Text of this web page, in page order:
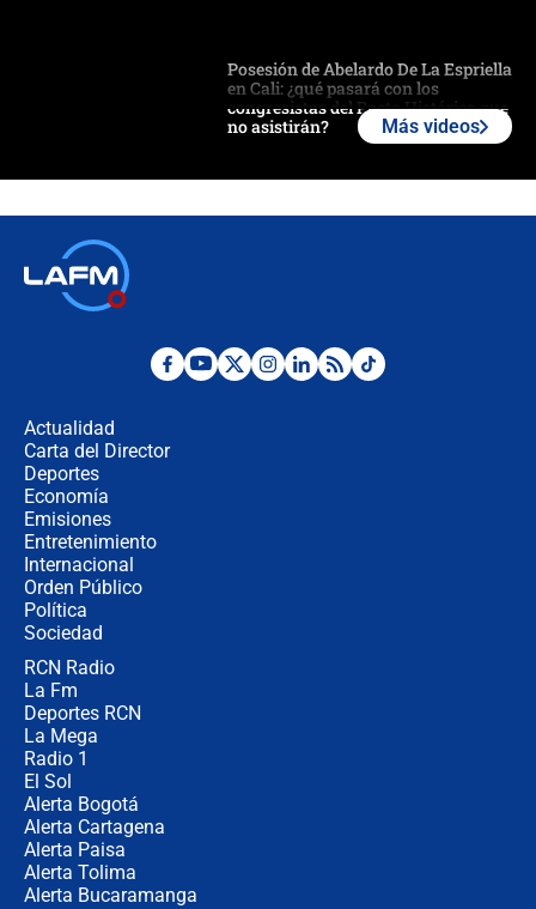
Posesión de Abelardo De La Espriella
en Cali: ¿qué pasará con los
congresistas del Pacto Histórico que
no asistirán?
¿Por qué De la Espriella gobernará
Más videos
Actualidad
Carta del Director
Deportes
Economía
Emisiones
Entretenimiento
Internacional
Orden Público
Política
Sociedad
RCN Radio
La Fm
Deportes RCN
La Mega
Radio 1
El Sol
Alerta Bogotá
Alerta Cartagena
Alerta Paisa
Alerta Tolima
Alerta Bucaramanga